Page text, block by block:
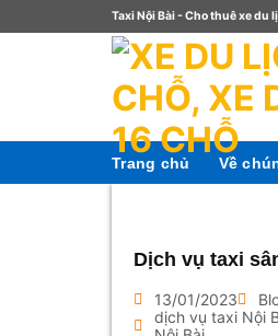
Taxi Nội Bài - Cho thuê xe du
Trang chủ Về
Dịch vụ taxi
13/01/2023
dịch vụ taxi Nội